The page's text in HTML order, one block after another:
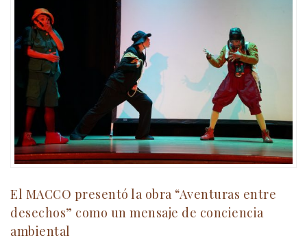
El MACCO presentó la obra “Aventuras entre
desechos” como un mensaje de conciencia
ambiental